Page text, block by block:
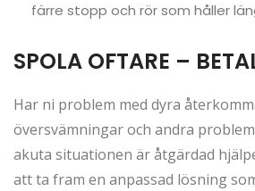
färre stopp och rör som håller
SPOLA OFTARE –
Har ni problem med dyra
översvämningar och andra
akuta situationen är åtgärdad
att ta fram en anpassad lösning